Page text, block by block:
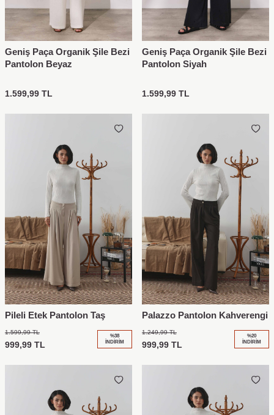
Geniş Paça Organik Şile Bezi
Pantolon Beyaz
1.599,99 TL
Geniş Paça Organik Şile Bezi
Pantolon Siyah
1.599,99 TL
Pileli Etek Pantolon Taş
1.599,99TL
999,99 TL
%38
İNDIRIM
Palazzo Pantolon Kahverengi
1.249,99TL
999,99 TL
%20
İNDIRIM